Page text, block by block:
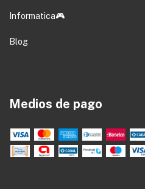
Informatica🎮
Blog
Medios de pago